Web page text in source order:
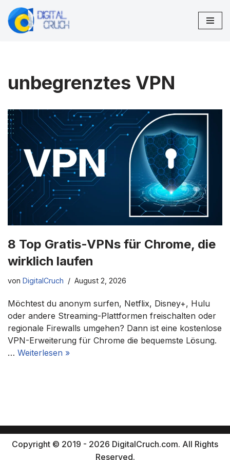
Zum
unbegrenztes VPN
8 Top Gratis-VPNs für Chrome, die
wirklich laufen
von DigitalCruch August 2, 2026
Möchtest du anonym surfen, Netflix, Disney+, Hulu
oder andere Streaming-Plattformen freischalten oder
regionale Firewalls umgehen? Dann ist eine kostenlose
VPN-Erweiterung für Chrome die bequemste Lösung.
… Weiterlesen »
Copyright © 2019 - 2026 DigitalCruch.com. All Rights
Reserved.